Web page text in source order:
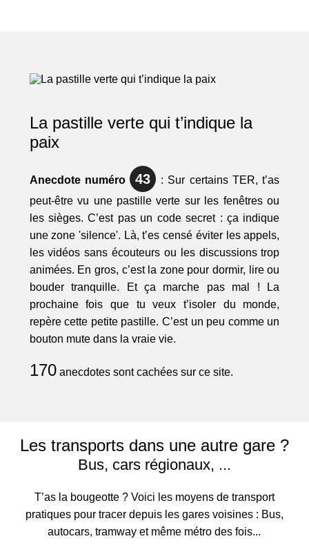
La pastille verte qui t’indique la
paix
Anecdote numéro 43
: Sur certains TER, t’as
peut-être vu une pastille verte sur les fenêtres ou
les sièges. C’est pas un code secret : ça indique
une zone 'silence'. Là, t’es censé éviter les appels,
les vidéos sans écouteurs ou les discussions trop
animées. En gros, c’est la zone pour dormir, lire ou
bouder tranquille. Et ça marche pas mal ! La
prochaine fois que tu veux t’isoler du monde,
repère cette petite pastille. C’est un peu comme un
bouton mute dans la vraie vie.
170anecdotes sont cachées sur ce site.
Les transports dans une autre gare ?
Bus, cars régionaux, ...
T’as la bougeotte ? Voici les moyens de transport
pratiques pour tracer depuis les gares voisines : Bus,
autocars, tramway et même métro des fois...